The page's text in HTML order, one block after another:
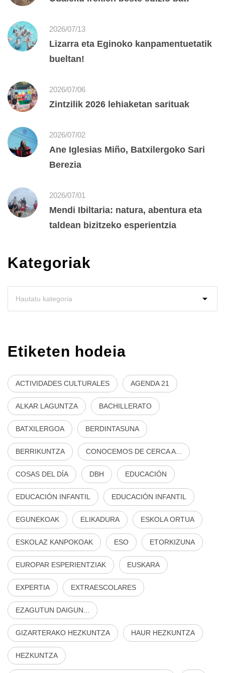
2026/07/13
Lizarra eta Eginoko kanpamentuetatik
bueltan!
2026/07/06
Zintzilik 2026 lehiaketan sarituak
2026/07/02
Ane Iglesias Miño, Batxilergoko Sari
Berezia
2026/07/01
Mendi Ibiltaria: natura, abentura eta
taldean bizitzeko esperientzia
Kategoriak
Etiketen hodeia
ACTIVIDADES CULTURALES AGENDA 21
ALKAR LAGUNTZA BACHILLERATO
BATXILERGOA BERDINTASUNA
BERRIKUNTZA CONOCEMOS DE CERCA A...
COSAS DEL DÍA DBH EDUCACIÓN
EDUCACIÓN INFANTIL EDUCACIÓN INFANTIL
EGUNEKOAK ELIKADURA ESKOLA ORTUA
ESKOLAZ KANPOKOAK ESO ETORKIZUNA
EUROPAR ESPERIENTZIAK EUSKARA
EXPERTIA EXTRAESCOLARES
EZAGUTUN DAIGUN...
GIZARTERAKO HEZKUNTZA HAUR HEZKUNTZA
HEZKUNTZA